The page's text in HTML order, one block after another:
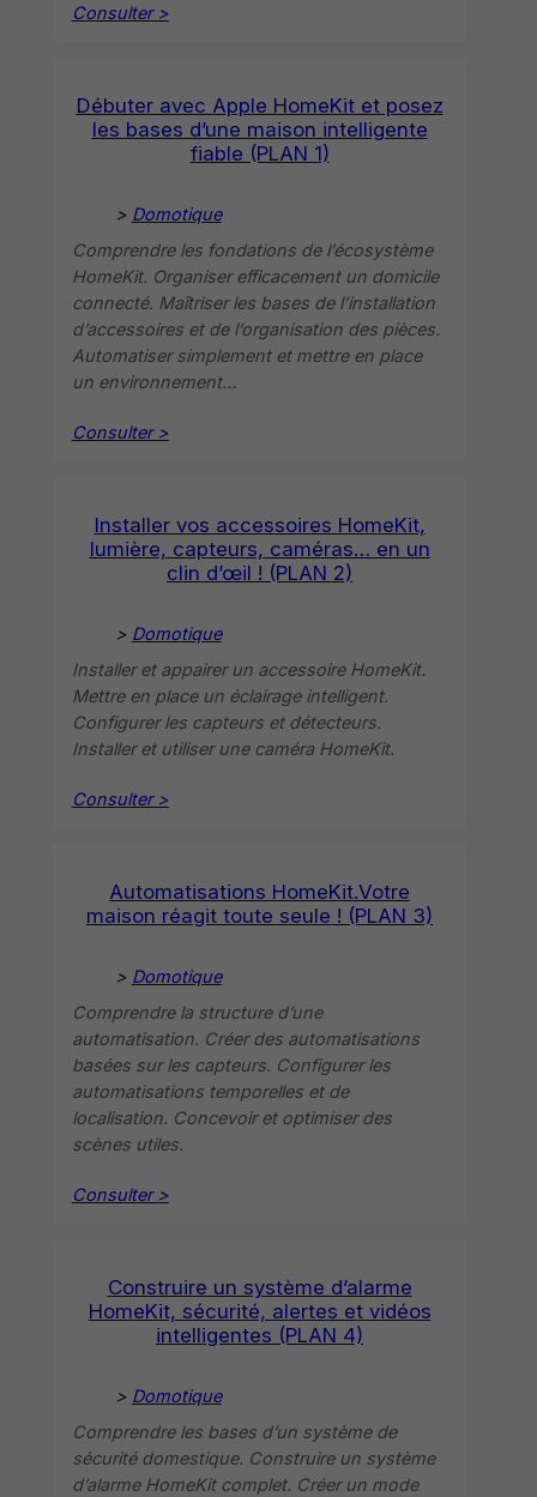
Consulter >
Débuter avec Apple HomeKit et posez
les bases d’une maison intelligente
fiable (PLAN 1)
> Domotique
Comprendre les fondations de l’écosystème
HomeKit. Organiser efficacement un domicile
connecté. Maîtriser les bases de l’installation
d’accessoires et de l’organisation des pièces.
Automatiser simplement et mettre en place
un environnement…
Consulter >
Installer vos accessoires HomeKit,
lumière, capteurs, caméras… en un
clin d’œil ! (PLAN 2)
> Domotique
Installer et appairer un accessoire HomeKit.
Mettre en place un éclairage intelligent.
Configurer les capteurs et détecteurs.
Installer et utiliser une caméra HomeKit.
Consulter >
Automatisations HomeKit.Votre
maison réagit toute seule ! (PLAN 3)
> Domotique
Comprendre la structure d’une
automatisation. Créer des automatisations
basées sur les capteurs. Configurer les
automatisations temporelles et de
localisation. Concevoir et optimiser des
scènes utiles.
Consulter >
Construire un système d’alarme
HomeKit, sécurité, alertes et vidéos
intelligentes (PLAN 4)
> Domotique
Comprendre les bases d’un système de
sécurité domestique. Construire un système
d’alarme HomeKit complet. Créer un mode